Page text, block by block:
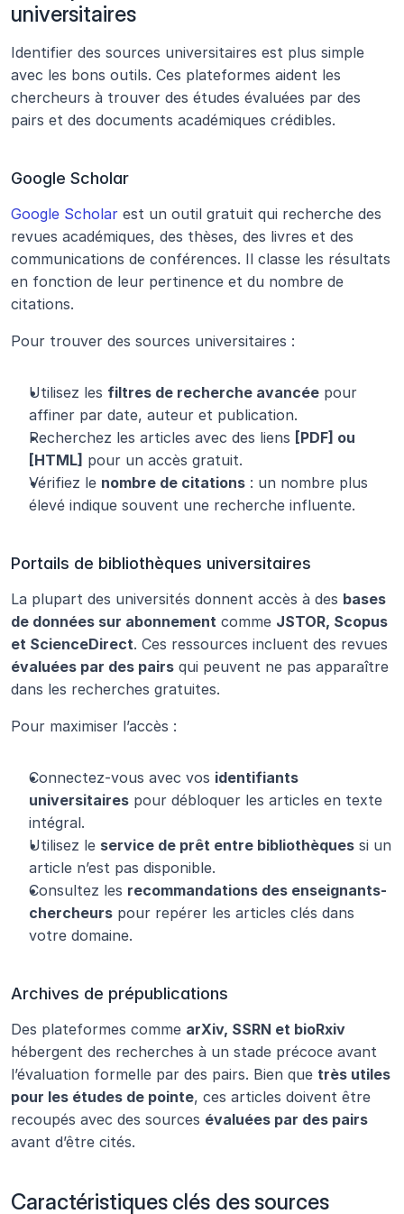
universitaires
Identifier des sources universitaires est plus simple
avec les bons outils. Ces plateformes aident les
chercheurs à trouver des études évaluées par des
pairs et des documents académiques crédibles.
Google Scholar
Google Scholar est un outil gratuit qui recherche des
revues académiques, des thèses, des livres et des
communications de conférences. Il classe les résultats
en fonction de leur pertinence et du nombre de
citations.
Pour trouver des sources universitaires :
Utilisez les filtres de recherche avancée pour
affiner par date, auteur et publication.
Recherchez les articles avec des liens [PDF] ou
[HTML] pour un accès gratuit.
Vérifiez le nombre de citations : un nombre plus
élevé indique souvent une recherche influente.
Portails de bibliothèques universitaires
La plupart des universités donnent accès à des bases
de données sur abonnement comme JSTOR, Scopus
et ScienceDirect
évaluées par des pairs qui peuvent ne pas apparaître
dans les recherches gratuites.
Pour maximiser l’accès :
Connectez-vous avec vos identifiants
universitaires pour débloquer les articles en texte
intégral.
Utilisez le service de prêt entre bibliothèques si un
article n’est pas disponible.
Consultez les recommandations des enseignants-
chercheurs pour repérer les articles clés dans
votre domaine.
Archives de prépublications
Des plateformes comme arXiv, SSRN et bioRxiv
hébergent des recherches à un stade précoce avant
l’évaluation formelle par des pairs. Bien que très utiles
pour les études de pointe, ces articles doivent être
recoupés avec des sources évaluées par des pairs
avant d’être cités.
Caractéristiques clés des sources